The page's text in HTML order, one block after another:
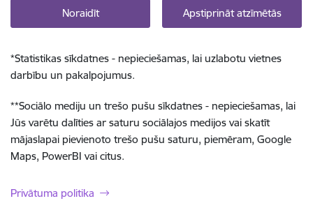
Noraidīt Apstiprināt atzīmētās
*Statistikas sīkdatnes - nepieciešamas, lai uzlabotu vietnes
darbību un pakalpojumus.
**Sociālo mediju un trešo pušu sīkdatnes - nepieciešamas, lai
Jūs varētu dalīties ar saturu sociālajos medijos vai skatīt
mājaslapai pievienoto trešo pušu saturu, piemēram, Google
Maps, PowerBI vai citus.
Privātuma politika